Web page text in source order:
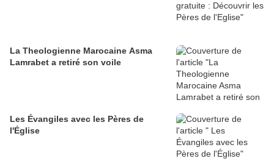
La Theologienne Marocaine Asma
Lamrabet a retiré son voile
Les Évangiles avec les Pères de
l'Église